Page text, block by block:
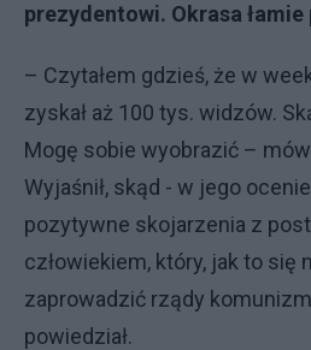
prezydentowi. Okrasa łamie
– Czytałem gdzieś, że w
zyskał aż 100 tys. widzów.
Mogę sobie wyobrazić –
Wyjaśnił, skąd - w jego
pozytywne skojarzenia z
człowiekiem, który, jak to się
zaprowadzić rządy
powiedział.